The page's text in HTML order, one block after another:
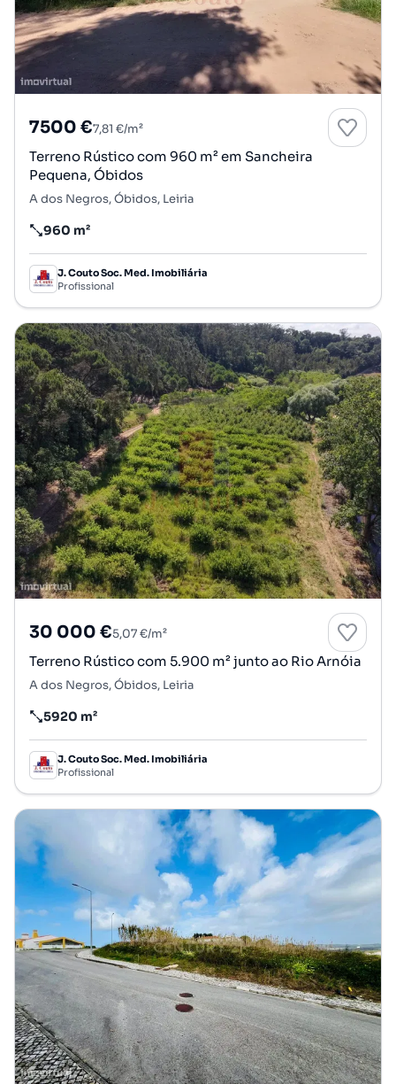
7500 €7,81 €/m²
Terreno Rústico com 960 m² em Sancheira
Pequena, Óbidos
A dos Negros, Óbidos, Leiria
Preço por metro quadrado
960 m²
J. Couto Soc. Med. Imobiliária
Profissional
30 000 €5,07 €/m²
Terreno Rústico com 5.900 m² junto ao Rio Arnóia
A dos Negros, Óbidos, Leiria
Preço por metro quadrado
5920 m²
J. Couto Soc. Med. Imobiliária
Profissional